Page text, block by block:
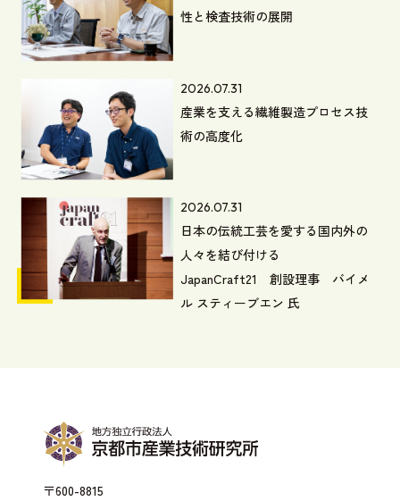
性と検査技術の展開
2026.07.31
産業を支える繊維製造プロセス技
術の高度化
2026.07.31
日本の伝統工芸を愛する国内外の
人々を結び付ける
JapanCraft21 創設理事 バイメ
ル スティーブエン 氏
〒600-8815